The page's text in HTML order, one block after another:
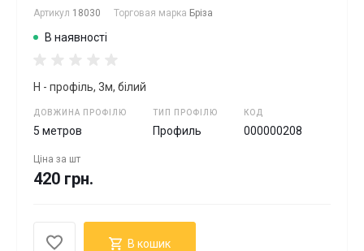
Артикул 18030 Торговая марка Бріза
В наявності
H - профіль, 3м, білий
ДОВЖИНА ПРОФІЛЮ
5 метров
ТИП ПРОФІЛЮ
Профиль
КОД
000000208
Ціна за шт
420 грн.
В кошик